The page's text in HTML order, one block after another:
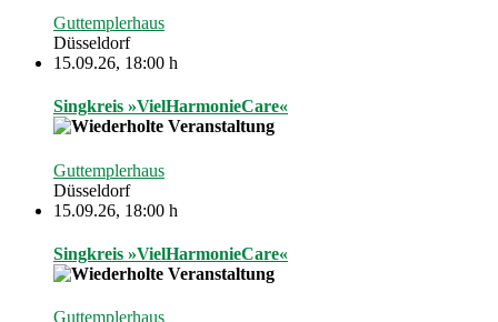
Guttemplerhaus
Düsseldorf
15.09.26, 18:00 h
Singkreis »VielHarmonieCare«
Guttemplerhaus
Düsseldorf
15.09.26, 18:00 h
Singkreis »VielHarmonieCare«
Guttemplerhaus